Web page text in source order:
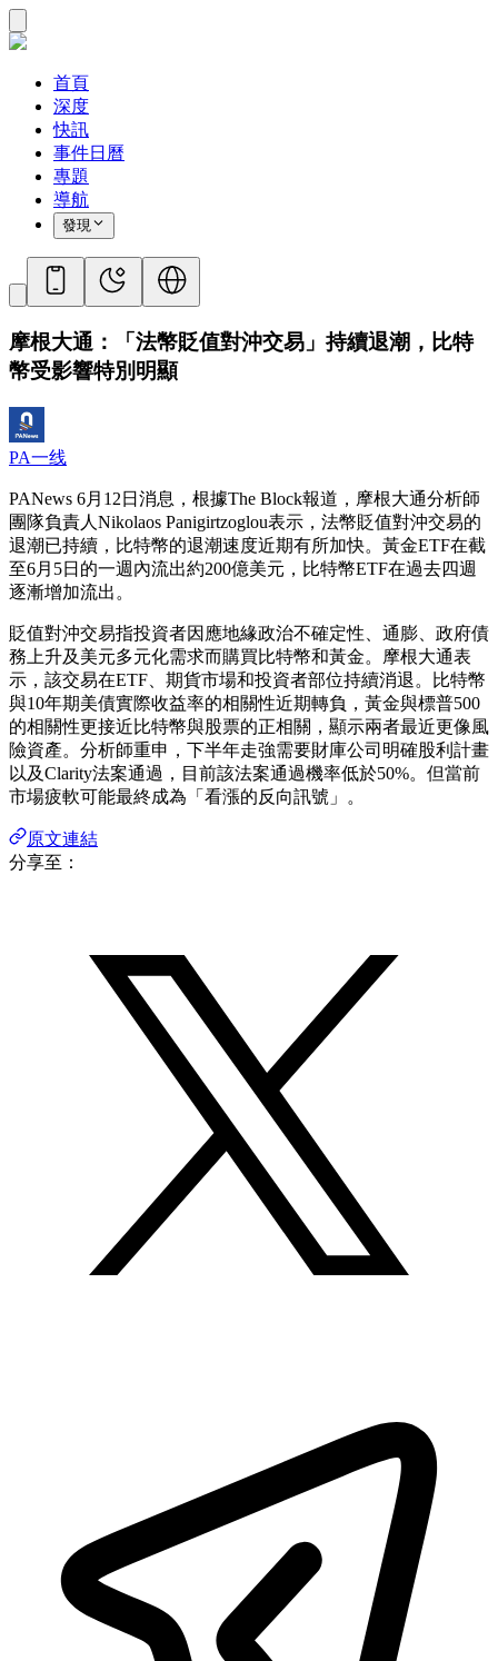
首頁
深度
快訊
事件日曆
專題
導航
發現
摩根大通：「法幣貶值對沖交易」持續退潮，比特
幣受影響特別明顯
PA一线
PANews 6月12日消息，根據The Block報道，摩根大通分析師
團隊負責人Nikolaos Panigirtzoglou表示，法幣貶值對沖交易的
退潮已持續，比特幣的退潮速度近期有所加快。黃金ETF在截
至6月5日的一週內流出約200億美元，比特幣ETF在過去四週
逐漸增加流出。
貶值對沖交易指投資者因應地緣政治不確定性、通膨、政府債
務上升及美元多元化需求而購買比特幣和黃金。摩根大通表
示，該交易在ETF、期貨市場和投資者部位持續消退。比特幣
與10年期美債實際收益率的相關性近期轉負，黃金與標普500
的相關性更接近比特幣與股票的正相關，顯示兩者最近更像風
險資產。分析師重申，下半年走強需要財庫公司明確股利計畫
以及Clarity法案通過，目前該法案通過機率低於50%。但當前
市場疲軟可能最終成為「看漲的反向訊號」。
原文連結
分享至：